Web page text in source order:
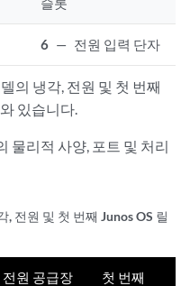
6 — 전원 입력 단자
의 냉각, 전원 및 첫 번째
있습니다.
물리적 사양, 포트 및 처리
전원 및 첫 번째 Junos OS 릴
전원 공급장
첫 번째